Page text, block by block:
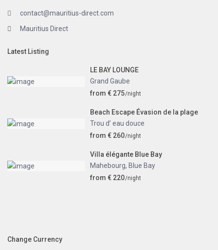
contact@mauritius-direct.com
Mauritius Direct
Latest Listing
LE BAY LOUNGE
Grand Gaube
from € 275/night
Beach Escape Évasion de la plage
Trou d’ eau douce
from € 260/night
Villa élégante Blue Bay
Mahebourg, Blue Bay
from € 220/night
Change Currency